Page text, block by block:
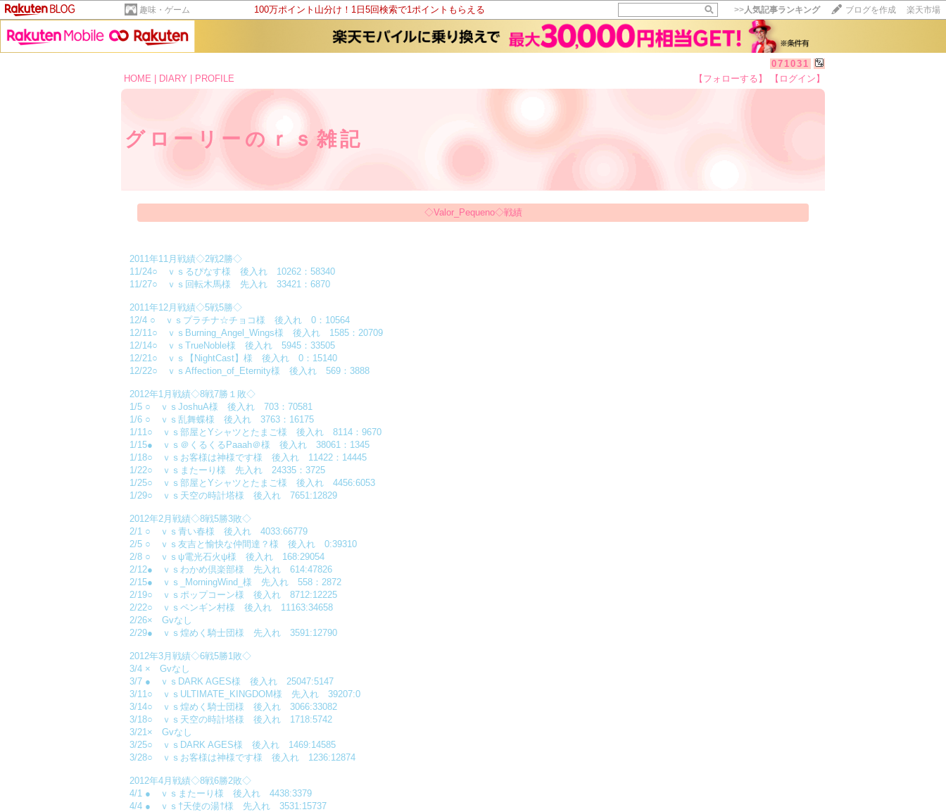
趣味・ゲーム 100万ポイント山分け！1日5回検索で1ポイントもらえる >>人気記事ランキング ブログを作成 楽天市場
071031
HOME
DIARY PROFILE 【フォローする】 【ログイン】
グローリーのｒｓ雑記
◇Valor_Pequeno◇戦績
2011年11月戦績◇2戦2勝◇
11/24○ ｖｓるぴなす様 後入れ 10262：58340
11/27○ ｖｓ回転木馬様 先入れ 33421：6870
2011年12月戦績◇5戦5勝◇
12/4 ○ ｖｓプラチナ☆チョコ様 後入れ 0：10564
12/11○ ｖｓBurning_Angel_Wings様 後入れ 1585：20709
12/14○ ｖｓTrueNoble様 後入れ 5945：33505
12/21○ ｖｓ【NightCast】様 後入れ 0：15140
12/22○ ｖｓAffection_of_Eternity様 後入れ 569：3888
2012年1月戦績◇8戦7勝１敗◇
1/5 ○ ｖｓJoshuA様 後入れ 703：70581
1/6 ○ ｖｓ乱舞蝶様 後入れ 3763：16175
1/11○ ｖｓ部屋とYシャツとたまご様 後入れ 8114：9670
1/15● ｖｓ＠くるくるPaaah＠様 後入れ 38061：1345
1/18○ ｖｓお客様は神様です様 後入れ 11422：14445
1/22○ ｖｓまたーり様 先入れ 24335：3725
1/25○ ｖｓ部屋とYシャツとたまご様 後入れ 4456:6053
1/29○ ｖｓ天空の時計塔様 後入れ 7651:12829
2012年2月戦績◇8戦5勝3敗◇
2/1 ○ ｖｓ青い春様 後入れ 4033:66779
2/5 ○ ｖｓ友吉と愉快な仲間達？様 後入れ 0:39310
2/8 ○ ｖｓψ電光石火ψ様 後入れ 168:29054
2/12● ｖｓわかめ倶楽部様 先入れ 614:47826
2/15● ｖｓ_MorningWind_様 先入れ 558：2872
2/19○ ｖｓポップコーン様 後入れ 8712:12225
2/22○ ｖｓペンギン村様 後入れ 11163:34658
2/26× Gvなし
2/29● ｖｓ煌めく騎士団様 先入れ 3591:12790
2012年3月戦績◇6戦5勝1敗◇
3/4 × Gvなし
3/7 ● ｖｓDARK AGES様 後入れ 25047:5147
3/11○ ｖｓULTIMATE_KINGDOM様 先入れ 39207:0
3/14○ ｖｓ煌めく騎士団様 後入れ 3066:33082
3/18○ ｖｓ天空の時計塔様 後入れ 1718:5742
3/21× Gvなし
3/25○ ｖｓDARK AGES様 後入れ 1469:14585
3/28○ ｖｓお客様は神様です様 後入れ 1236:12874
2012年4月戦績◇8戦6勝2敗◇
4/1 ● ｖｓまたーり様 後入れ 4438:3379
4/4 ● ｖｓ†天使の湯†様 先入れ 3531:15737